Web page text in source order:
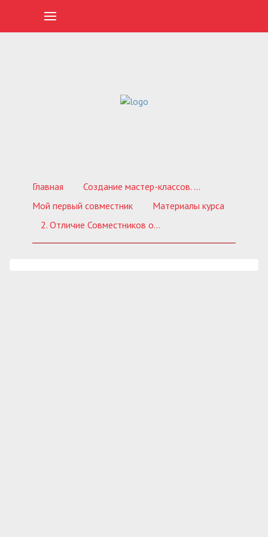
Главная
Создание мастер-классов. Обучающие курсы
Мой первый совместник
Материалы курса
2. Отличие Совместников от других форматов